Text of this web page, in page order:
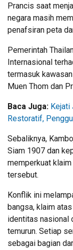
Prancis saat
negara masih
penafsiran peta
Pemerintah
Internasional
termasuk
Muen Thom dan
Baca Juga: Kejati
Restoratif,
Sebaliknya,
Siam 1907 dan
memperkuat
tersebut.
Konflik ini
bangsa, klaim
identitas nasional
temurun. Setiap
sebagai bagian